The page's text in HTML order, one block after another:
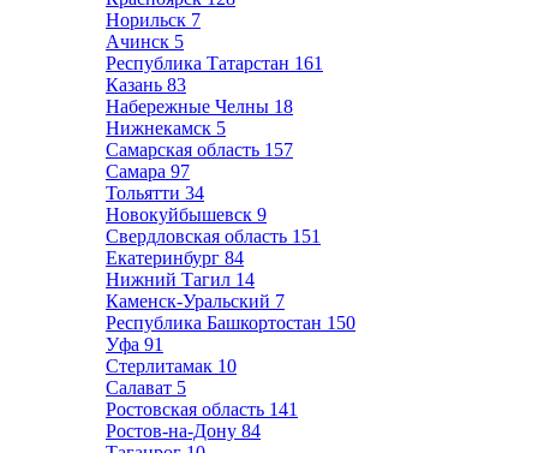
Норильск 7
Ачинск 5
Республика Татарстан 161
Казань 83
Набережные Челны 18
Нижнекамск 5
Самарская область 157
Самара 97
Тольятти 34
Новокуйбышевск 9
Свердловская область 151
Екатеринбург 84
Нижний Тагил 14
Каменск-Уральский 7
Республика Башкортостан 150
Уфа 91
Стерлитамак 10
Салават 5
Ростовская область 141
Ростов-на-Дону 84